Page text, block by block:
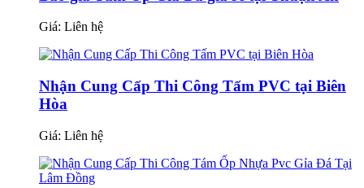
Giá: Liên hệ
Nhận Cung Cấp Thi Công Tấm PVC tại Biên
Hòa
Giá: Liên hệ